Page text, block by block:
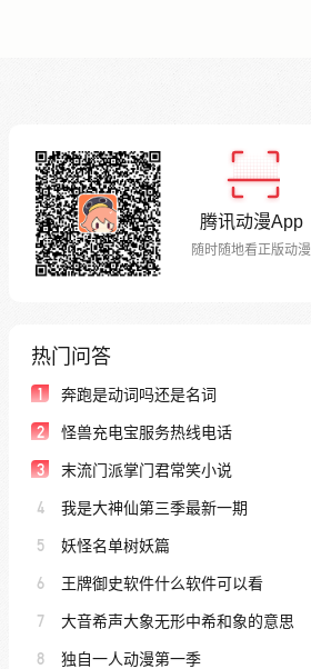
腾讯动漫App
随时随地看正版动漫
热门问答
1 奔跑是动词吗还是名词
2 怪兽充电宝服务热线电话
3 末流门派掌门君常笑小说
4 我是大神仙第三季最新一期
5 妖怪名单树妖篇
6 王牌御史软件什么软件可以看
7 大音希声大象无形中希和象的意思
8 独自一人动漫第一季